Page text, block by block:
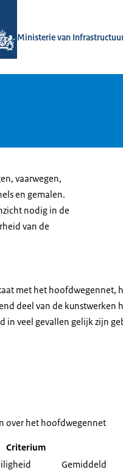
Ministerie van
vaarwegen,
en gemalen.
nodig in de
van de
met het hoofdwegennet,
deel van de kunstwerken
in veel gevallen gelijk zijn
over het hoofdwegennet
Criterium
Gemiddeld